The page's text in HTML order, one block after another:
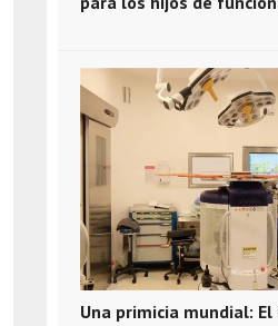
Una primicia mundial: